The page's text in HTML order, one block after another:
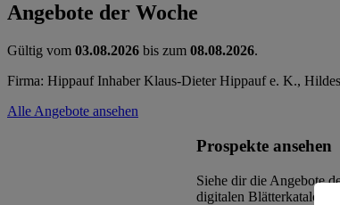
Angebote der Woche
Gültig vom 03.08.2026 bis zum 08.08.2026.
Firma: Hippauf Inhaber Klaus-Dieter Hippauf e. K.,
Alle Angebote ansehen
Prospekte ansehen
Siehe dir die Angebote
digitalen Blätterkatalog an.